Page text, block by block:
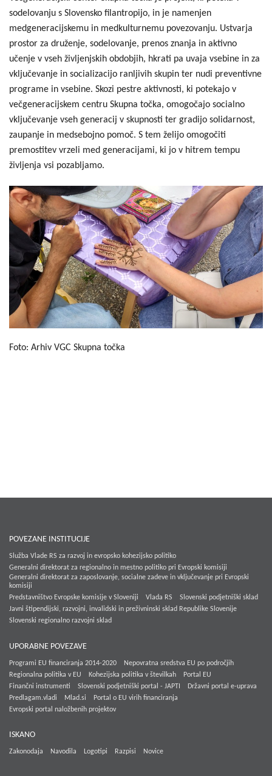
sodelovanju s Slovensko filantropijo, in je namenjen
medgeneracijskemu in medkulturnemu povezovanju. Ustvarja
prostor za druženje, sodelovanje, prenos znanja in aktivno
učenje v vseh življenjskih obdobjih, hkrati pa uvaja vsebine in za
vključevanje in socializacijo ranljivih skupin ter nudi preventivne
programe in vsebine. Skozi pestre aktivnosti, ki potekajo v
večgeneracijskem centru Skupna točka, omogočajo socialno
vključevanje vseh generacij v skupnosti ter gradijo solidarnost,
zaupanje in medsebojno pomoč. S tem želijo omogočiti
premostitev vrzeli med generacijami, ki jo v hitrem tempu
življenja vsi pozabljamo.
Foto: Arhiv VGC Skupna točka
POVEZANE INSTITUCIJE
Služba Vlade RS za razvoj in evropsko kohezijsko politiko
Generalni direktorat za regionalno in mestno politiko pri Evropski komisiji
Generalni direktorat za zaposlovanje, socialne zadeve in vključevanje pri Evropski
komisiji
Predstavništvo Evropske komisije v Sloveniji
Vlada RS
Slovenski podjetniški sklad
Javni štipendijski, razvojni, invalidski in preživninski sklad Republike Slovenije
Slovenski regionalno razvojni sklad
UPORABNE POVEZAVE
Programi EU financiranja 2014-2020
Nepovratna sredstva EU po področjih
Regionalna politika v EU
Kohezijska politika v številkah
Portal EU
Finančni instrumenti
Slovenski podjetniški portal - JAPTI
Državni portal e-uprava
Predlagam.vladi
Mlad.si
Portal o EU virih financiranja
Evropski portal naložbenih projektov
ISKANO
Zakonodaja Navodila Logotipi Razpisi Novice